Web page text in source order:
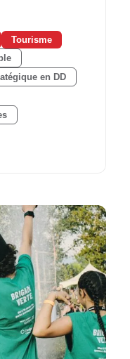
Tourisme
en DD